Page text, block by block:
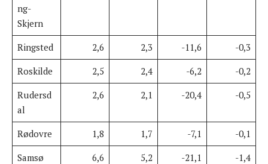
ng-
Skjern
Ringsted 2,6 2,3 -11,6
-0,3
Roskilde
2,5 2,4 -6,2
-0,2
Rudersd
al
2,6 2,1 -20,4 -0,5
Rødovre 1,8 1,7 -7,1
-0,1
Samsø
6,6 5,2 -21,1
-1,4